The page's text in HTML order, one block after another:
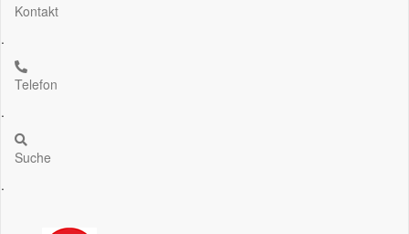
Kontakt
.
Telefon
.
Suche
.